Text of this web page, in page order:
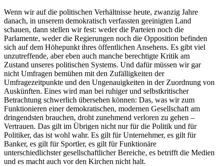
Wenn wir auf die politischen Verhältnisse heute, zwanzig Jahre
danach, in unserem demokratisch verfassten geeinigten Land
schauen, dann stellen wir fest: weder die Parteien noch die
Parlamente, weder die Regierungen noch die Opposition befinden
sich auf dem Höhepunkt ihres öffentlichen Ansehens. Es gibt viel
unzutreffende, aber eben auch manche berechtigte Kritik am
Zustand unseres politischen Systems. Und dafür müssen wir gar
nicht Umfragen bemühen mit den Zufälligkeiten der
Umfragezeitpunkte und den Ungenauigkeiten in der Zuordnung von
Auskünften. Eines wird man bei ruhiger und selbstkritischer
Betrachtung schwerlich übersehen können: Das, was wir zum
Funktionieren einer demokratischen, modernen Gesellschaft am
dringendsten brauchen, droht zunehmend verloren zu gehen –
Vertrauen. Das gilt im Übrigen nicht nur für die Politik und für
Politiker, das ist wohl wahr. Es gilt für Unternehmer, es gilt für
Banker, es gilt für Sportler, es gilt für Funktionäre
unterschiedlichster gesellschaftlicher Bereiche, es betrifft die Medien
und es macht auch vor den Kirchen nicht halt.